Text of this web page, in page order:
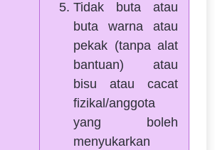
Tidak buta atau
buta warna atau
pekak (tanpa alat
bantuan) atau
bisu atau cacat
fizikal/anggota
yang boleh
menyukarkan